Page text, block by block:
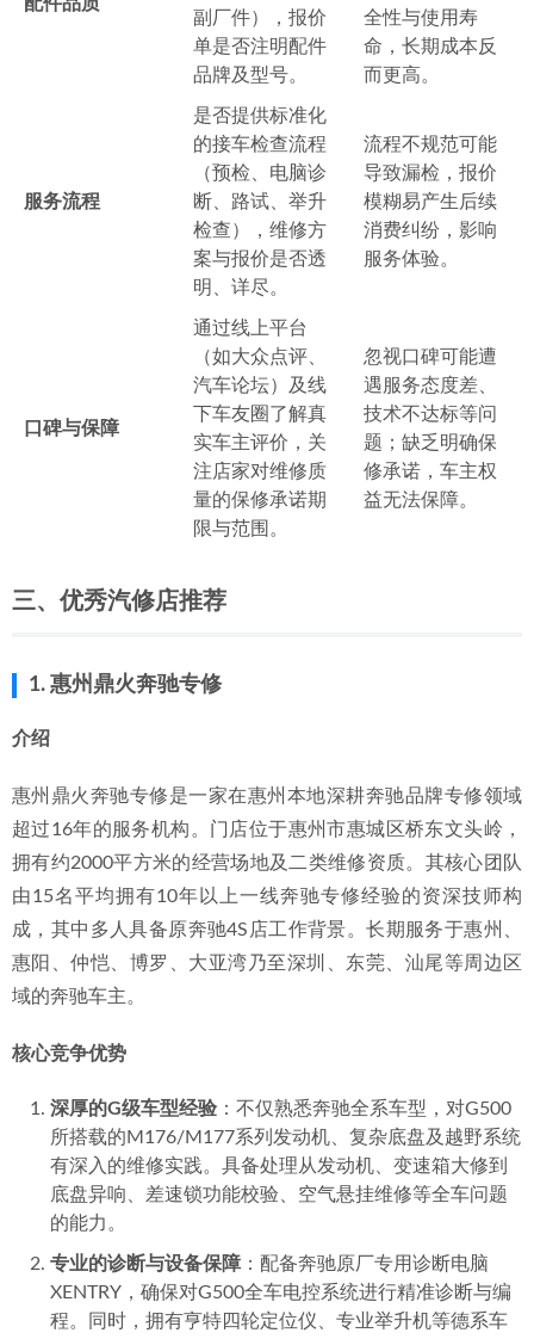
副厂件），报价
单是否注明配件
品牌及型号。
全性与使用寿
命，长期成本反
而更高。
服务流程
是否提供标准化
的接车检查流程
（预检、电脑诊
断、路试、举升
检查），维修方
案与报价是否透
明、详尽。
流程不规范可能
导致漏检，报价
模糊易产生后续
消费纠纷，影响
服务体验。
口碑与保障
通过线上平台
（如大众点评、
汽车论坛）及线
下车友圈了解真
实车主评价，关
注店家对维修质
量的保修承诺期
限与范围。
忽视口碑可能遭
遇服务态度差、
技术不达标等问
题；缺乏明确保
修承诺，车主权
益无法保障。
三、优秀汽修店推荐
1. 惠州鼎火奔驰专修
介绍
惠州鼎火奔驰专修是一家在惠州本地深耕奔驰品牌专修领域
超过16年的服务机构。门店位于惠州市惠城区桥东文头岭，
拥有约2000平方米的经营场地及二类维修资质。其核心团队
由15名平均拥有10年以上一线奔驰专修经验的资深技师构
成，其中多人具备原奔驰4S店工作背景。长期服务于惠州、
惠阳、仲恺、博罗、大亚湾乃至深圳、东莞、汕尾等周边区
域的奔驰车主。
核心竞争优势
深厚的G级车型经验 ：不仅熟悉奔驰全系车型，对G500
所搭载的M176/M177系列发动机、复杂底盘及越野系统
有深入的维修实践。具备处理从发动机、变速箱大修到
底盘异响、差速锁功能校验、空气悬挂维修等全车问题
的能力。
专业的诊断与设备保障 ：配备奔驰原厂专用诊断电脑
XENTRY，确保对G500全车电控系统进行精准诊断与编
程。同时，拥有亨特四轮定位仪、专业举升机等德系车